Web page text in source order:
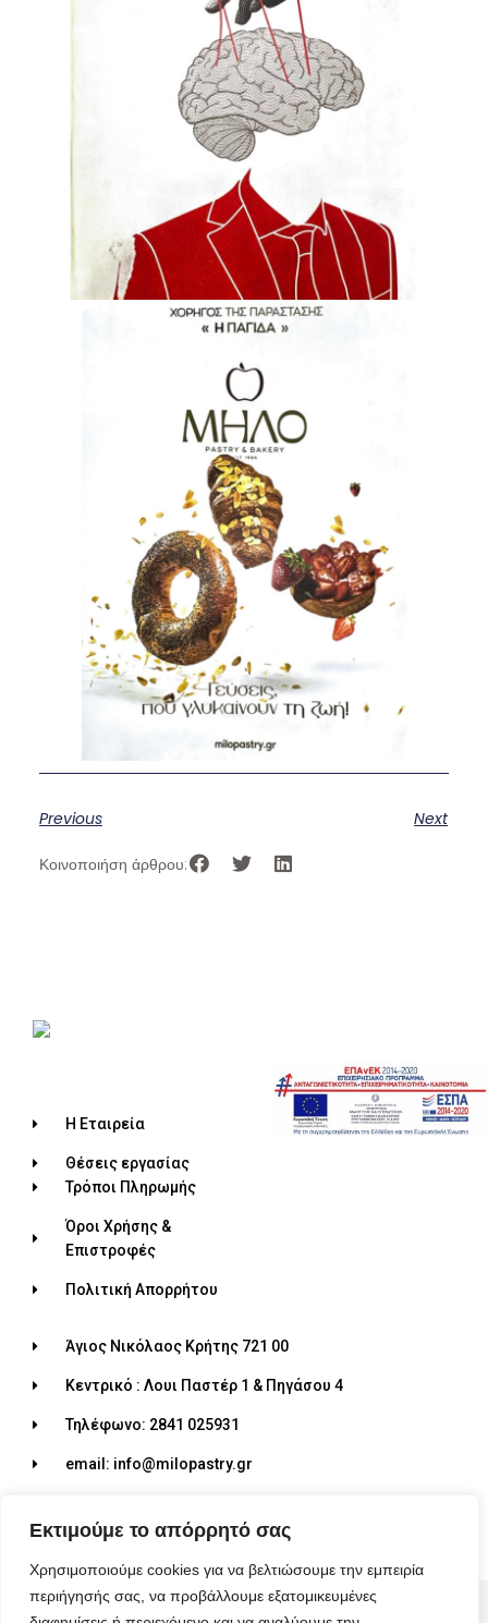
Εκτιμούμε το απόρρητό σας
Χρησιμοποιούμε cookies για να βελτιώσουμε την εμπειρία
περιήγησής σας, να προβάλλουμε εξατομικευμένες
Previous Next
Κοινοποιήση άρθρου:
Η Εταιρεία
Θέσεις εργασίας
Τρόποι Πληρωμής
Όροι Χρήσης &
Επιστροφές
Πολιτική Απορρήτου
Άγιος Νικόλαος Κρήτης 721 00
Κεντρικό : Λουι Παστέρ 1 & Πηγάσου 4
Τηλέφωνο: 2841 025931
email: info@milopastry.gr
© 2026 ALL RIGHTS RESERVED​